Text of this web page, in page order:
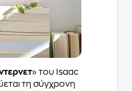
» του Isaac
τη σύγχρονη